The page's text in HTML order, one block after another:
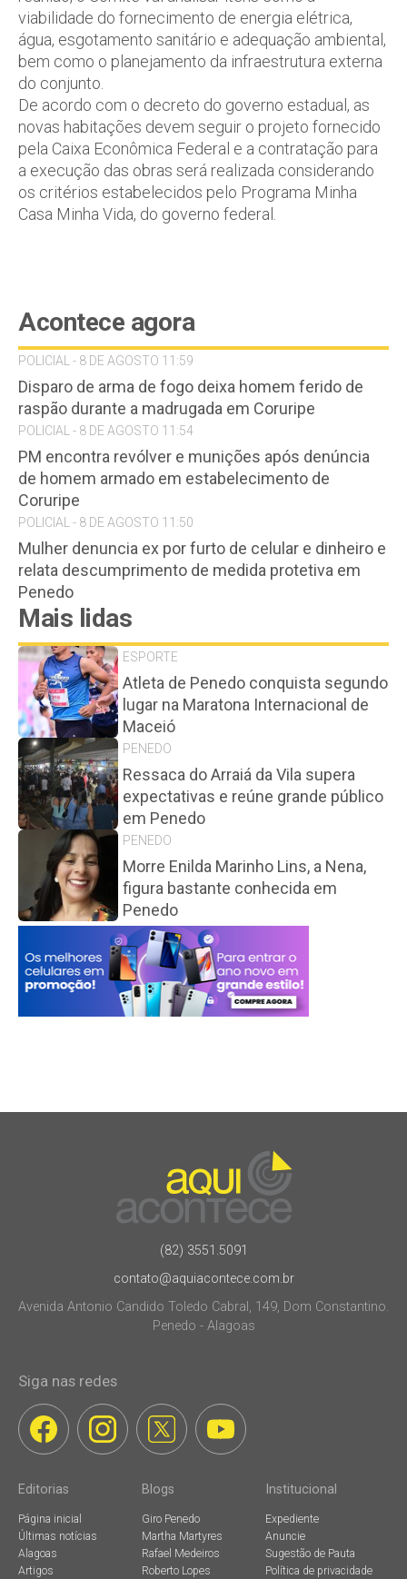
viabilidade do fornecimento de energia elétrica,
água, esgotamento sanitário e adequação ambiental,
bem como o planejamento da infraestrutura externa
do conjunto.
De acordo com o decreto do governo estadual, as
novas habitações devem seguir o projeto fornecido
pela Caixa Econômica Federal e a contratação para
a execução das obras será realizada considerando
os critérios estabelecidos pelo Programa Minha
Casa Minha Vida, do governo federal.
Acontece agora
POLICIAL - 8 DE AGOSTO 11:59
Disparo de arma de fogo deixa homem ferido de
raspão durante a madrugada em Coruripe
POLICIAL - 8 DE AGOSTO 11:54
PM encontra revólver e munições após denúncia
de homem armado em estabelecimento de
Coruripe
POLICIAL - 8 DE AGOSTO 11:50
Mulher denuncia ex por furto de celular e dinheiro e
relata descumprimento de medida protetiva em
Penedo
Mais lidas
ESPORTE
Atleta de Penedo conquista segundo
lugar na Maratona Internacional de
Maceió
PENEDO
Ressaca do Arraiá da Vila supera
expectativas e reúne grande público
em Penedo
PENEDO
Morre Enilda Marinho Lins, a Nena,
figura bastante conhecida em
Penedo
(82) 3551.5091
contato@aquiacontece.com.br
Avenida Antonio Candido Toledo Cabral, 149, Dom Constantino.
Penedo - Alagoas
Siga nas redes
Editorias
Página inicial
Últimas notícias
Alagoas
Artigos
Blogs
Giro Penedo
Martha Martyres
Rafael Medeiros
Roberto Lopes
Institucional
Expediente
Anuncie
Sugestão de Pauta
Política de privacidade